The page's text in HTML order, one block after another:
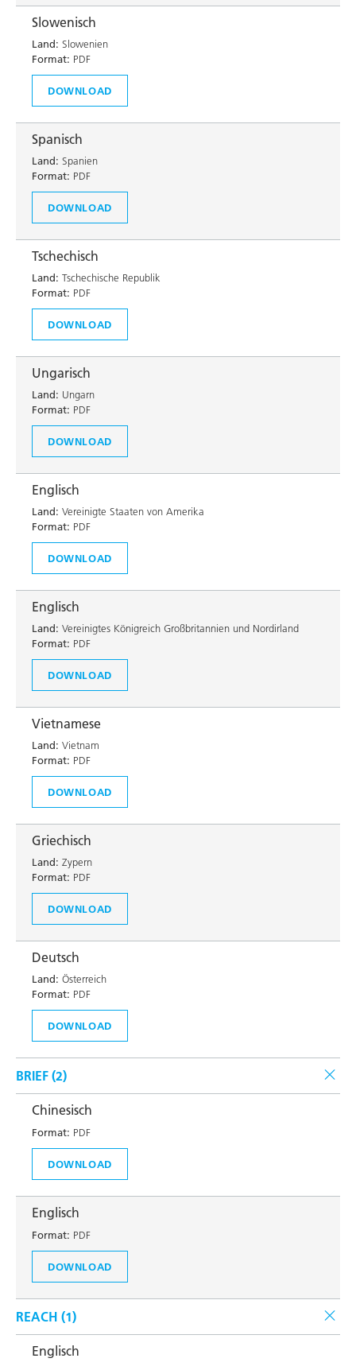
Slowenisch
Land: Slowenien
Format: PDF
DOWNLOAD
Spanisch
Land: Spanien
Format: PDF
DOWNLOAD
Tschechisch
Land: Tschechische Republik
Format: PDF
DOWNLOAD
Ungarisch
Land: Ungarn
Format: PDF
DOWNLOAD
Englisch
Land: Vereinigte Staaten von Amerika
Format: PDF
DOWNLOAD
Englisch
Land: Vereinigtes Königreich Großbritannien und Nordirland
Format: PDF
DOWNLOAD
Vietnamese
Land: Vietnam
Format: PDF
DOWNLOAD
Griechisch
Land: Zypern
Format: PDF
DOWNLOAD
Deutsch
Land: Österreich
Format: PDF
DOWNLOAD
BRIEF (2)
Chinesisch
Format: PDF
DOWNLOAD
Englisch
Format: PDF
DOWNLOAD
REACH (1)
Englisch